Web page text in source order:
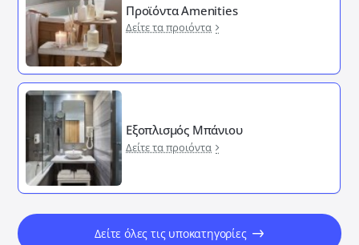
Προϊόντα Amenities
Δείτε τα προιόντα
Εξοπλισμός Μπάνιου
Δείτε τα προιόντα
Δείτε όλες τις υποκατηγορίες